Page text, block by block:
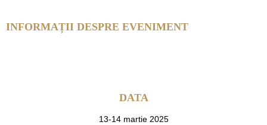
INFORMAȚII DESPRE EVENIMENT
DATA
13-14 martie 2025